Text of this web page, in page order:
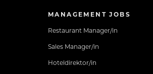
MANAGEMENT JOBS
Restaurant Manager/in
Sales Manager/in
Hoteldirektor/in